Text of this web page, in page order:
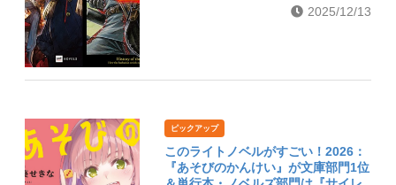
2025/12/13
ピックアップ
このライトノベルがすごい！2026：
『あそびのかんけい』が文庫部門1位